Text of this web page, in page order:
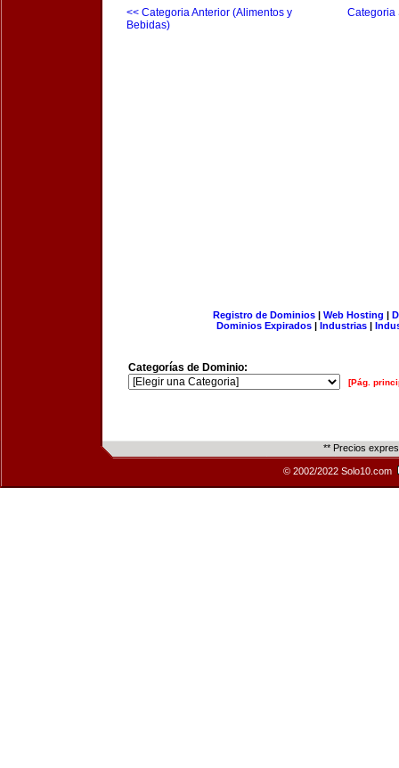
<< Categoria Anterior (Alimentos y
Bebidas)
Categoria
Registro de Dominios| Web Hosting |
Dominios Expirados | Industrias |
Categorías de Dominio:
[Pág.
** Precios
© 2002/2022 Solo10.com